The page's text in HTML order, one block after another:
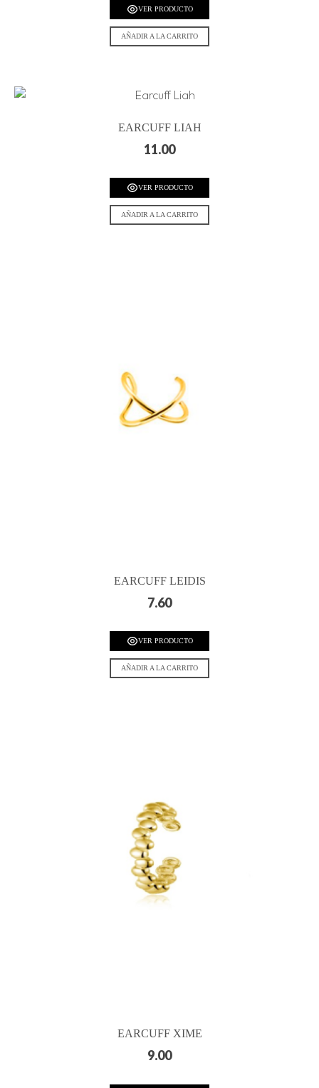
VER PRODUCTO
AÑADIR A LA CARRITO
EARCUFF LIAH
11.00
VER PRODUCTO
AÑADIR A LA CARRITO
EARCUFF LEIDIS
7.60
VER PRODUCTO
AÑADIR A LA CARRITO
EARCUFF XIME
9.00